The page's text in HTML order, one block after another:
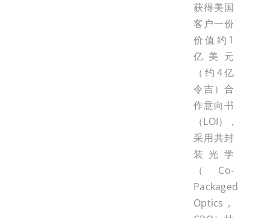
获得美国
客户一份
价值约1
亿美元
（约4亿
令吉）合
作意向书
（LOI），
采用共封
装光学
（Co-
Packaged
Optics，